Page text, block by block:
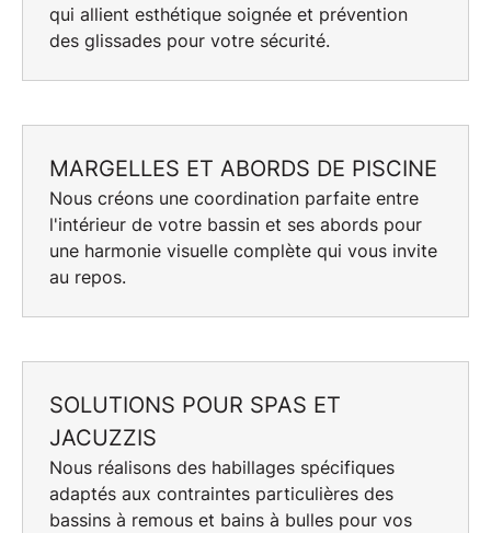
qui allient esthétique soignée et prévention
des glissades pour votre sécurité.
MARGELLES ET ABORDS DE PISCINE
Nous créons une coordination parfaite entre
l'intérieur de votre bassin et ses abords pour
une harmonie visuelle complète qui vous invite
au repos.
SOLUTIONS POUR SPAS ET
JACUZZIS
Nous réalisons des habillages spécifiques
adaptés aux contraintes particulières des
bassins à remous et bains à bulles pour vos